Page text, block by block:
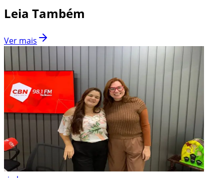
Leia Também
Ver mais